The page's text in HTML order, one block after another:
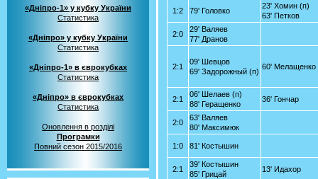
«Дніпро-1» у кубку України
Статистика
«Дніпро» у кубку України
Статистика
«Дніпро-1» в єврокубках
Статистика
«Дніпро» в єврокубках
Статистика
Оновлення в розділі
Програмки
Повний сезон 2015/2016
1:2 79' Головко
23' Хомин (п)
63' Петков
2:0
29' Валяев
77' Дранов
2:1
09' Шевцов
69' Задорожный (п)
60' Мелащенко
2:1
06' Шелаев (п)
88' Геращенко
36' Гончар
2:0
63' Валяев
80' Максимюк
1:0 81' Костышин
2:1
39' Костышин
85' Грицай
13' Идахор